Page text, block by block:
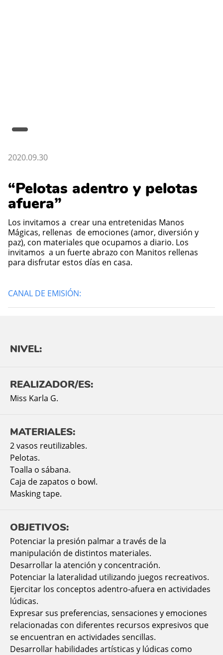
2020.09.30
“Pelotas adentro y pelotas
afuera”
Los invitamos a crear una entretenidas Manos
Mágicas, rellenas de emociones (amor, diversión y
paz), con materiales que ocupamos a diario. Los
invitamos a un fuerte abrazo con Manitos rellenas
para disfrutar estos días en casa.
CANAL DE EMISIÓN:
NIVEL:
REALIZADOR/ES:
Miss Karla G.
MATERIALES:
2 vasos reutilizables.
Pelotas.
Toalla o sábana.
Caja de zapatos o bowl.
Masking tape.
OBJETIVOS:
Potenciar la presión palmar a través de la
manipulación de distintos materiales.
Desarrollar la atención y concentración.
Potenciar la lateralidad utilizando juegos recreativos.
Ejercitar los conceptos adentro-afuera en actividades
lúdicas.
Expresar sus preferencias, sensaciones y emociones
relacionadas con diferentes recursos expresivos que
se encuentran en actividades sencillas.
Desarrollar habilidades artísticas y lúdicas como